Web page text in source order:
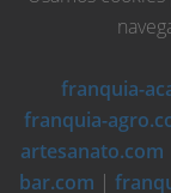
franquia-
franquia-
artesanato.com
bar.com |